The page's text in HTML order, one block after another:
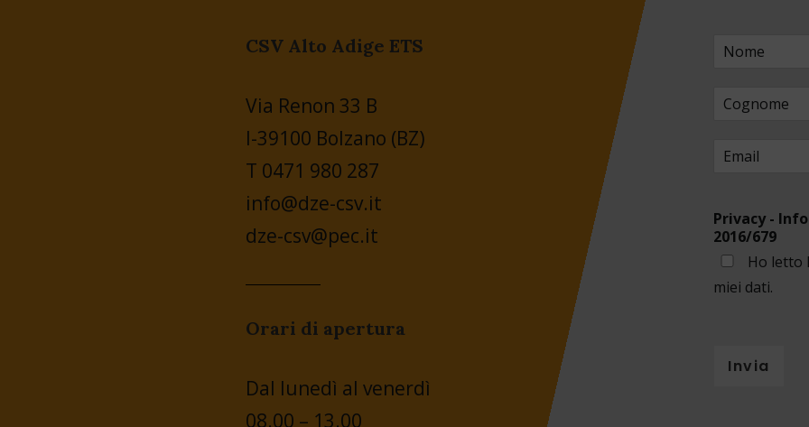
CSV Alto Adige ETS
Via Renon 33 B
I-39100 Bolzano (BZ)
T 0471 980 287
info@dze-csv.it
dze-csv@pec.it
Orari di apertura
Dal lunedì al venerdì
08.00 – 13.00
Privacy -
2016/679
Ho letto
miei dati.
Invia